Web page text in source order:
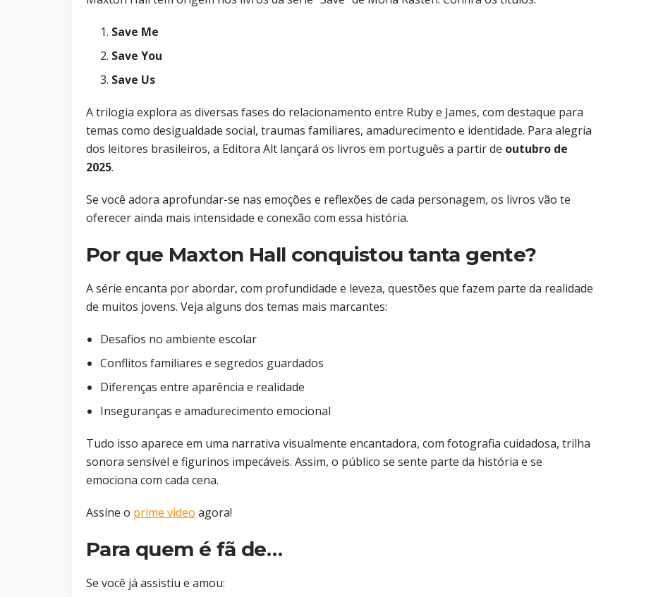
Save Me
Save You
Save Us
A trilogia explora as diversas fases do relacionamento entre Ruby e James, com destaque para
temas como desigualdade social, traumas familiares, amadurecimento e identidade. Para alegria
dos leitores brasileiros, a Editora Alt lançará os livros em português a partir de outubro de
2025.
Se você adora aprofundar-se nas emoções e reflexões de cada personagem, os livros vão te
oferecer ainda mais intensidade e conexão com essa história.
Por que Maxton Hall conquistou tanta gente?
A série encanta por abordar, com profundidade e leveza, questões que fazem parte da realidade
de muitos jovens. Veja alguns dos temas mais marcantes:
Desafios no ambiente escolar
Conflitos familiares e segredos guardados
Diferenças entre aparência e realidade
Inseguranças e amadurecimento emocional
Tudo isso aparece em uma narrativa visualmente encantadora, com fotografia cuidadosa, trilha
sonora sensível e figurinos impecáveis. Assim, o público se sente parte da história e se
emociona com cada cena.
Assine o prime video agora!
Para quem é fã de…
Se você já assistiu e amou: